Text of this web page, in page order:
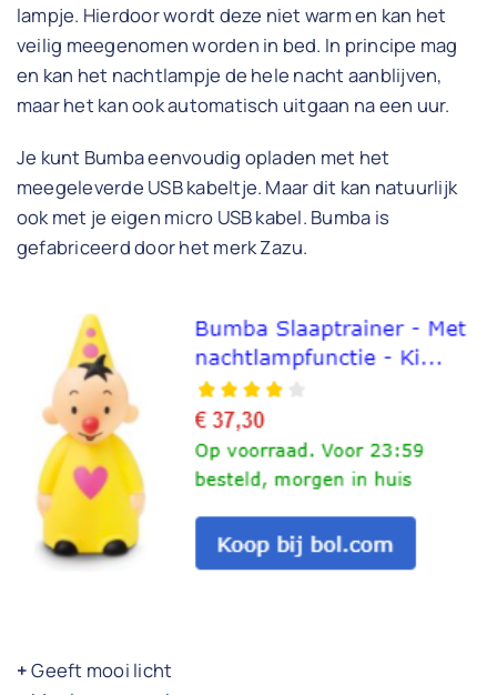
lampje. Hierdoor wordt deze niet warm en kan het
veilig meegenomen worden in bed. In principe mag
en kan het nachtlampje de hele nacht aanblijven,
maar het kan ook automatisch uitgaan na een uur.
Je kunt Bumba eenvoudig opladen met het
meegeleverde USB kabeltje. Maar dit kan natuurlijk
ook met je eigen micro USB kabel. Bumba is
gefabriceerd door het merk Zazu.
+Geeft mooi licht